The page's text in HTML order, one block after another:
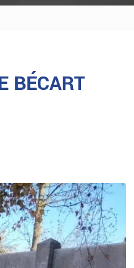
BÉCART